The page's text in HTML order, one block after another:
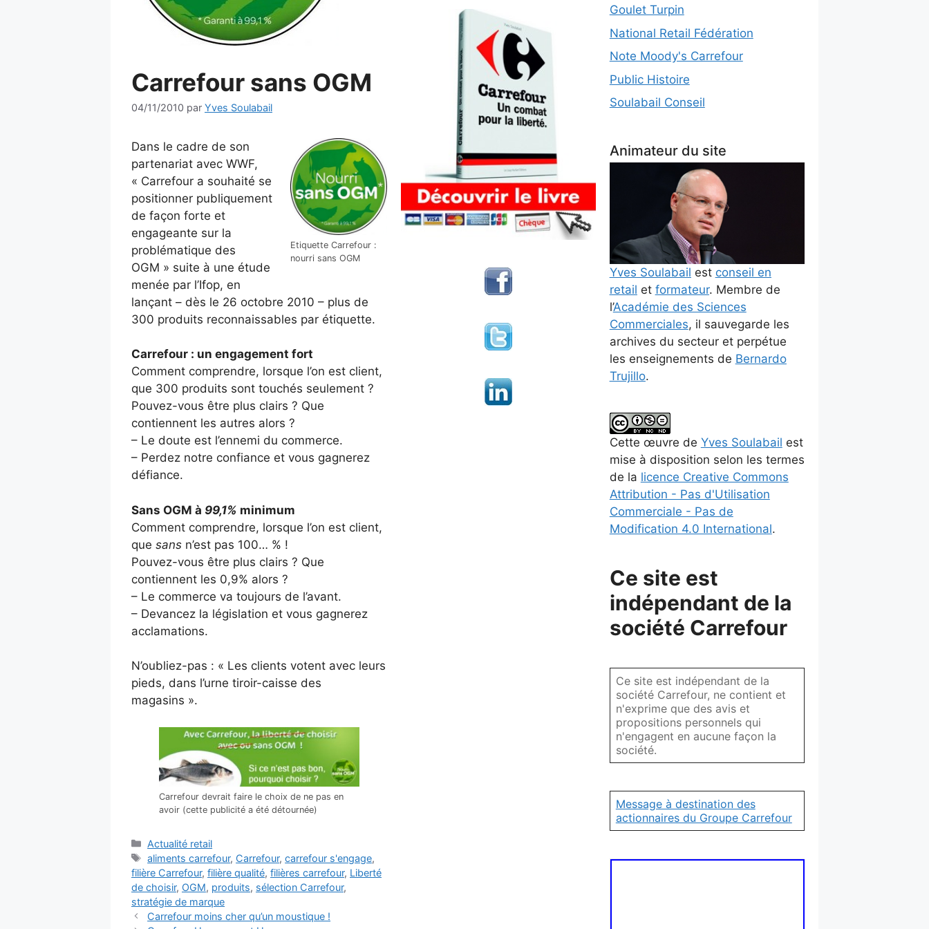
Carrefour sans OGM
04/11/2010 par Yves Soulabail
Etiquette Carrefour :
nourri sans OGM
Dans le cadre de son
partenariat avec WWF,
« Carrefour a souhaité se
positionner publiquement
de façon forte et
engageante sur la
problématique des
OGM » suite à une étude
menée par l’Ifop, en
lançant – dès le 26 octobre 2010 – plus de
300 produits reconnaissables par étiquette.
Carrefour : un engagement fort
Comment comprendre, lorsque l’on est client,
que 300 produits sont touchés seulement ?
Pouvez-vous être plus clairs ? Que
contiennent les autres alors ?
– Le doute est l’ennemi du commerce.
– Perdez notre confiance et vous gagnerez
défiance.
Sans OGM à 99,1% minimum
Comment comprendre, lorsque l’on est client,
que sans n’est pas 100… % !
Pouvez-vous être plus clairs ? Que
contiennent les 0,9% alors ?
– Le commerce va toujours de l’avant.
– Devancez la législation et vous gagnerez
acclamations.
N’oubliez-pas : « Les clients votent avec leurs
pieds, dans l’urne tiroir-caisse des
magasins ».
Carrefour devrait faire le choix de ne pas en
avoir (cette publicité a été détournée)
Catégories
Actualité retail
Étiquettes
aliments carrefour, Carrefour,carrefour s'engage,
filière Carrefour, filière qualité, filières carrefour, Liberté
de choisir, OGM, produits, sélection Carrefour,
stratégie de marque
Carrefour moins cher qu’un moustique !
Goulet Turpin
National Retail Fédération
Note Moody's Carrefour
Public Histoire
Soulabail Conseil
Animateur du site
Yves Soulabail est conseil en
retail et formateur. Membre de
l’Académie des Sciences
Commerciales, il sauvegarde les
archives du secteur et perpétue
les enseignements de Bernardo
Trujillo.
Cette œuvre de Yves Soulabail est
mise à disposition selon les termes
de la licence Creative Commons
Attribution - Pas d'Utilisation
Commerciale - Pas de
Modification 4.0 International.
Ce site est
indépendant de la
société Carrefour
Ce site est indépendant de la
société Carrefour, ne contient et
n'exprime que des avis et
propositions personnels qui
n'engagent en aucune façon la
société.
Message à destination des
actionnaires du Groupe Carrefour